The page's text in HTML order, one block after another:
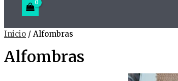
Inicio / Alfombras
Alfombras